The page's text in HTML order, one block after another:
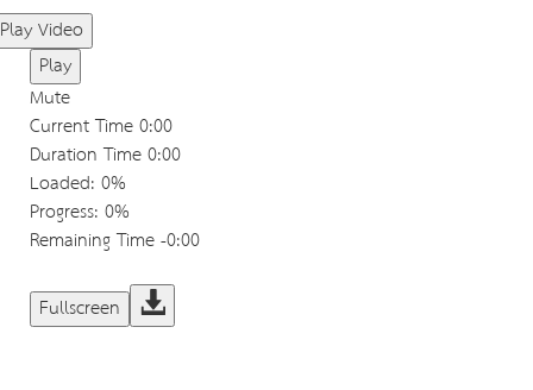
Play Video
Play
Mute
Current Time0:00
Duration Time0:00
Loaded: 0%
Progress: 0%
Remaining Time-0:00
Fullscreen